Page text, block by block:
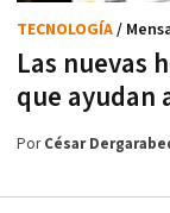
Las nuevas
que ayudan
TECNOLOGÍA/
PorCésar